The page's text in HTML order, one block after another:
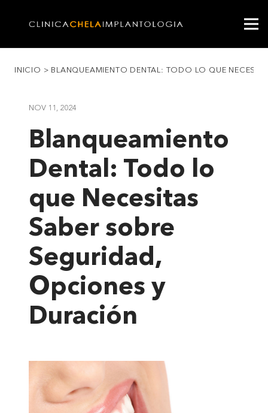
INICIO > BLANQUEAMIENTO DENTAL: TODO LO QUE
NOV 11, 2024
Blanqueamiento
Dental: Todo lo
que Necesitas
Saber sobre
Seguridad,
Opciones y
Duración